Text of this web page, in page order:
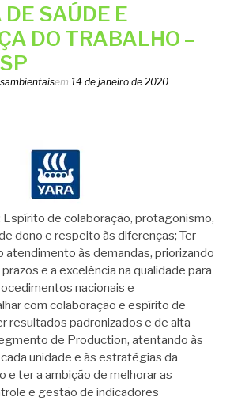
SAÚDE E
DO TRABALHO –
em 14 de janeiro de 2020
Espírito de colaboração, protagonismo,
dono e respeito às diferenças; Ter
atendimento às demandas, priorizando
e a excelência na qualidade para
nacionais e
com colaboração e espírito de
resultados padronizados e de alta
de Production, atentando às
unidade e às estratégias da
e ter a ambição de melhorar as
e gestão de indicadores